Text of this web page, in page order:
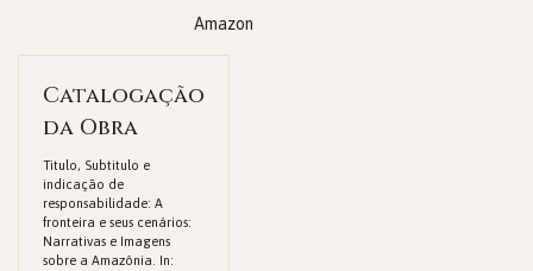
Amazon
Catalogação
da Obra
Titulo, Subtitulo e
indicação de
responsabilidade: A
fronteira e seus cenários:
Narrativas e Imagens
sobre a Amazônia. In: